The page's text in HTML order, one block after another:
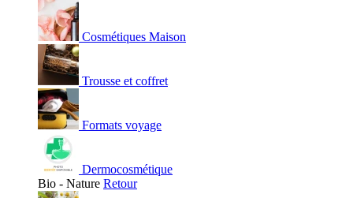
Cosmétiques Maison
Trousse et coffret
Formats voyage
Dermocosmétique
Bio - Nature Retour